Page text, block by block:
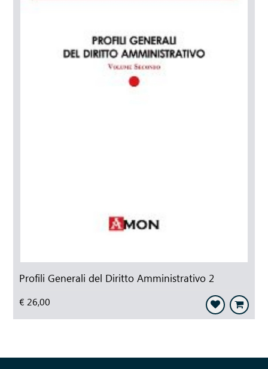
Profili Generali del Diritto Amministrativo 2
€ 26,00